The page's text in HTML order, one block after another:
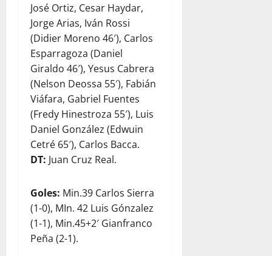
José Ortiz, Cesar Haydar,
Jorge Arias, Iván Rossi
(Didier Moreno 46′), Carlos
Esparragoza (Daniel
Giraldo 46′), Yesus Cabrera
(Nelson Deossa 55′), Fabián
Viáfara, Gabriel Fuentes
(Fredy Hinestroza 55′), Luis
Daniel González (Edwuin
Cetré 65′), Carlos Bacca.
DT: Juan Cruz Real.
Goles: Min.39 Carlos Sierra
(1-0), MIn. 42 Luis Gónzalez
(1-1), Min.45+2′ Gianfranco
Peña (2-1).